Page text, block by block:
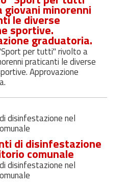
giovani minorenni
le diverse
sportive.
graduatoria.
per tutti" rivolto a
praticanti le diverse
Approvazione
disinfestazione nel
di disinfestazione
comunale
disinfestazione nel